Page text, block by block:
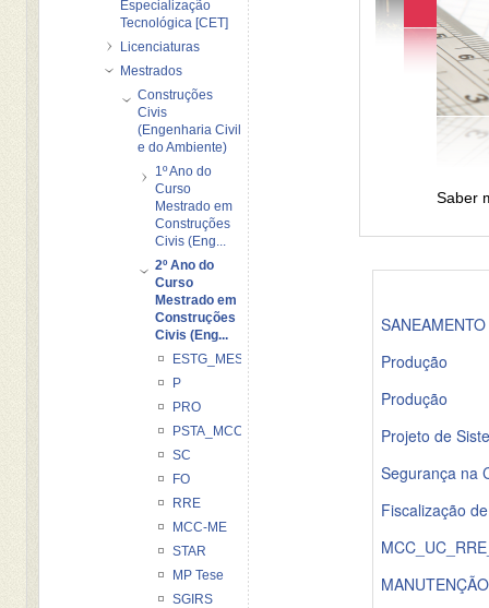
Saber
Produção
Produção
Projeto de
Segurança na
Fiscalização
Especialização
Tecnológica [CET]
Licenciaturas
Mestrados
Construções
Civis
(Engenharia Civil
e do Ambiente)
1º Ano do
Curso
Mestrado em
Construções
Civis (Eng...
2º Ano do
Curso
Mestrado em
Construções
Civis (Eng...
ESTG_MES_CC_SA_2012_2103
P
PRO
PSTA_MCC2_2012_13
SC
FO
RRE
MCC-ME
STAR
MP Tese
SGIRS